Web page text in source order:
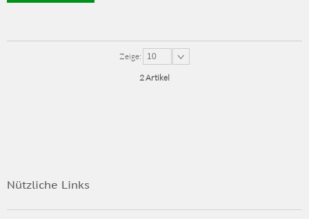
Zeige: 10
2 Artikel
Nützliche Links